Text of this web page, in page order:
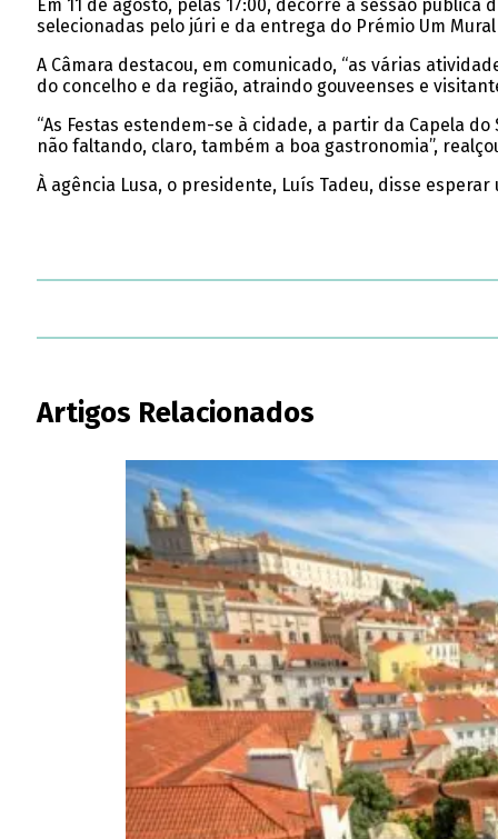
Em 11 de agosto, pelas 17:00, decorre a sessão
selecionadas pelo júri e da entrega do Prémio Um
A Câmara destacou, em comunicado, “as várias
do concelho e da região, atraindo gouveenses e
“As Festas estendem-se à cidade, a partir da Capela
não faltando, claro, também a boa gastronomia”,
À agência Lusa, o presidente, Luís Tadeu, disse
Artigos Relacionados